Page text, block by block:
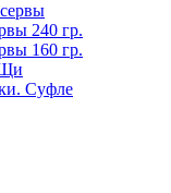
240 гр.
160 гр.
Суфле